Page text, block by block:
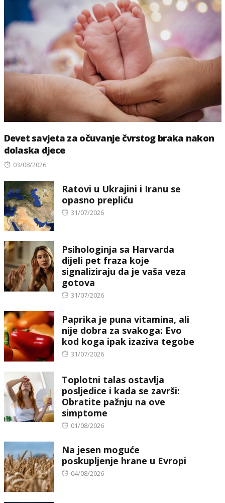
Devet savjeta za očuvanje čvrstog braka nakon
dolaska djece
Posted
03/08/2026
Ratovi u Ukrajini i Iranu se
opasno prepliću
Posted
31/07/2026
Psihologinja sa Harvarda
dijeli pet fraza koje
signaliziraju da je vaša veza
gotova
Posted
31/07/2026
Paprika je puna vitamina, ali
nije dobra za svakoga: Evo
kod koga ipak izaziva tegobe
Posted
31/07/2026
Toplotni talas ostavlja
posljedice i kada se završi:
Obratite pažnju na ove
simptome
Posted
01/08/2026
Na jesen moguće
poskupljenje hrane u Evropi
Posted
04/08/2026